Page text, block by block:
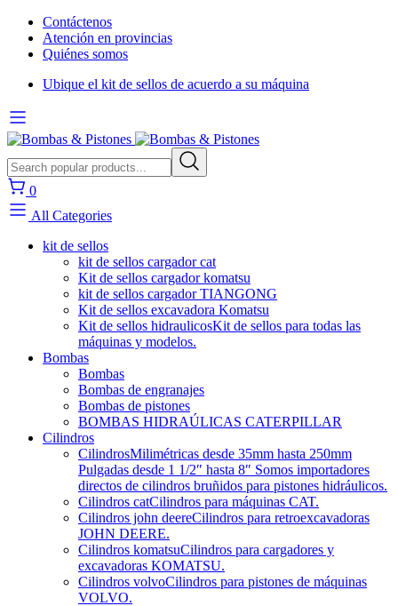
Contáctenos
Atención en provincias
Quiénes somos
Ubique el kit de sellos de acuerdo a su máquina
0
All Categories
kit de sellos
kit de sellos cargador cat
Kit de sellos cargador komatsu
kit de sellos cargador TIANGONG
Kit de sellos excavadora Komatsu
Kit de sellos hidraulicosKit de sellos para todas las
máquinas y modelos.
Bombas
Bombas
Bombas de engranajes
Bombas de pistones
BOMBAS HIDRAÚLICAS CATERPILLAR
Cilindros
CilindrosMilimétricas desde 35mm hasta 250mm
Pulgadas desde 1 1/2″ hasta 8″ Somos importadores
directos de cilindros bruñidos para pistones hidráulicos.
Cilindros catCilindros para máquinas CAT.
Cilindros john deereCilindros para retroexcavadoras
JOHN DEERE.
Cilindros komatsuCilindros para cargadores y
excavadoras KOMATSU.
Cilindros volvoCilindros para pistones de máquinas
VOLVO.